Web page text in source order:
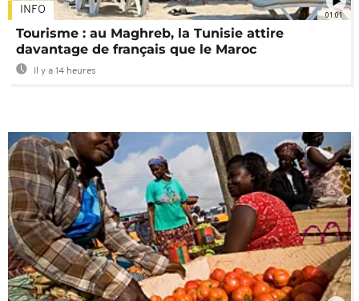
01:01
INFO
Tourisme : au Maghreb, la Tunisie attire
davantage de français que le Maroc
Il y a 14 heures